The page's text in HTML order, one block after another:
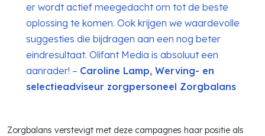
er wordt actief meegedacht om tot de beste
oplossing te komen. Ook krijgen we waardevolle
suggesties die bijdragen aan een nog beter
eindresultaat. Olifant Media is absoluut een
aanrader! – Caroline Lamp, Werving- en
selectieadviseur zorgpersoneel Zorgbalans
Zorgbalans verstevigt met deze campagnes haar positie als